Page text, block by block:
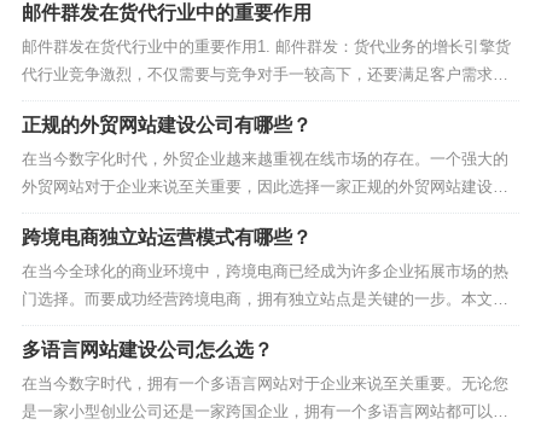
您需要考虑您的产品或服务是面向哪个市场，您希望吸引什么样的客
户，以及您的网站在竞争激烈的市场中应该扮演什么样的角色...
邮件群发在货代行业中的重要作用
邮件群发在货代行业中的重要作用1. 邮件群发：货代业务的增长引擎货
代行业竞争激烈，不仅需要与竞争对手一较高下，还要满足客户需求，
提高业务KPI。在这个信息时代，邮件群发成为货代公司提升自己的业务
KPI的一种有效手段。本文将探讨如何通过邮件群发来推动货代业务的增
长。2. 邮件群发的基本原理邮件群发是一...
正规的外贸网站建设公司有哪些？
在当今数字化时代，外贸企业越来越重视在线市场的存在。一个强大的
外贸网站对于企业来说至关重要，因此选择一家正规的外贸网站建设公
司变得尤为关键。本文将介绍一些正规的外贸网站建设公司，以帮助您
在竞争激烈的市场中脱颖而出。1. 网易易宝科技有限公司首先，我们要
介绍的是网易易宝科技有限公司，这家公司一直以来都...
跨境电商独立站运营模式有哪些？
在当今全球化的商业环境中，跨境电商已经成为许多企业拓展市场的热
门选择。而要成功经营跨境电商，拥有独立站点是关键的一步。本文将
探讨跨境电商独立站运营模式，为您详细介绍其中的各种选择。1. 自建
独立站点：自建独立站点是跨境电商最常见的模式之一。这意味着您需
要自行购买域名、搭建网站，以及管理网站的所有内容...
多语言网站建设公司怎么选？
在当今数字时代，拥有一个多语言网站对于企业来说至关重要。无论您
是一家小型创业公司还是一家跨国企业，拥有一个多语言网站都可以帮